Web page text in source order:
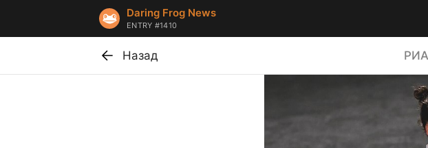
Daring Frog News
ENTRY #1410
Назад